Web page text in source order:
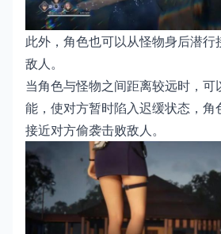
此外，角色也可以从怪物身后潜行
敌人。
当角色与怪物之间距离较远时，可
能，使对方暂时陷入迟缓状态，角
接近对方偷袭击败敌人。